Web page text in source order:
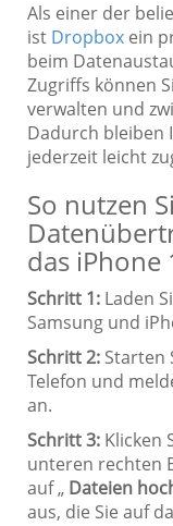
Als einer der
ist Dropbox ein
beim
Zugriffs können
verwalten und
Dadurch bleiben
jederzeit leicht
So nutzen
das iPhone
Schritt 1: Laden
Samsung und
Schritt 2: Starten
Telefon und
an.
Schritt 3: Klicken
unteren rechten
auf „ Dateien
aus, die Sie auf